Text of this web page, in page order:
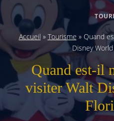
Accueil » Tourisme » Quand
Disney
Quand est-il
visiter Walt